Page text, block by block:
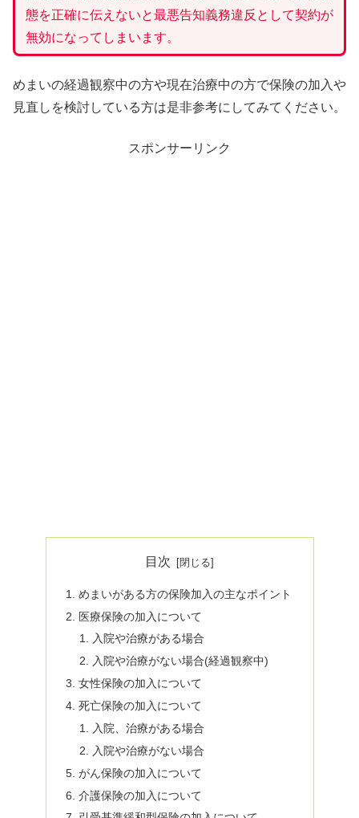
態を正確に伝えないと最悪告知義務違反として契約が
無効になってしまいます。
めまいの経過観察中の方や現在治療中の方で保険の加入や
見直しを検討している方は是非参考にしてみてください。
スポンサーリンク
目次
めまいがある方の保険加入の主なポイント
医療保険の加入について
入院や治療がある場合
入院や治療がない場合(経過観察中)
女性保険の加入について
死亡保険の加入について
入院、治療がある場合
入院や治療がない場合
がん保険の加入について
介護保険の加入について